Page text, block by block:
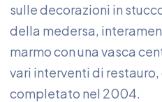
sulle decorazioni in
della medersa,
marmo con una vasca
vari interventi di
completato nel 2004.